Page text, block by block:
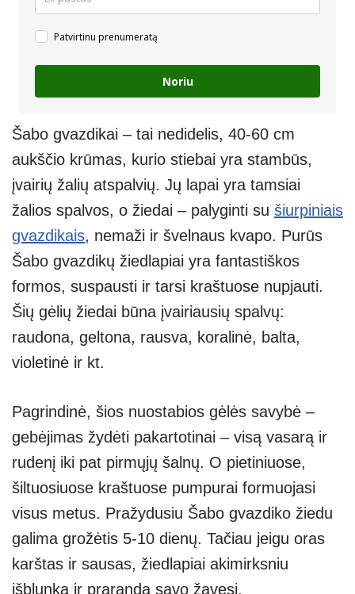
Patvirtinu prenumeratą
Noriu
Šabo gvazdikai – tai nedidelis, 40-60 cm
aukščio krūmas, kurio stiebai yra stambūs,
įvairių žalių atspalvių. Jų lapai yra tamsiai
žalios spalvos, o žiedai – palyginti su šiurpiniais
gvazdikais, nemaži ir švelnaus kvapo. Purūs
Šabo gvazdikų žiedlapiai yra fantastiškos
formos, suspausti ir tarsi kraštuose nupjauti.
Šių gėlių žiedai būna įvairiausių spalvų:
raudona, geltona, rausva, koralinė, balta,
violetinė ir kt.
Pagrindinė, šios nuostabios gėlės savybė –
gebėjimas žydėti pakartotinai – visą vasarą ir
rudenį iki pat pirmųjų šalnų. O pietiniuose,
šiltuosiuose kraštuose pumpurai formuojasi
visus metus. Pražydusiu Šabo gvazdiko žiedu
galima grožėtis 5-10 dienų. Tačiau jeigu oras
karštas ir sausas, žiedlapiai akimirksniu
išblunka ir praranda savo žavesį.